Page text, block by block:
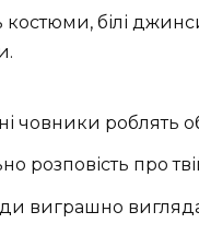
костюми, білі
човники роблять
розповість про
виграшно